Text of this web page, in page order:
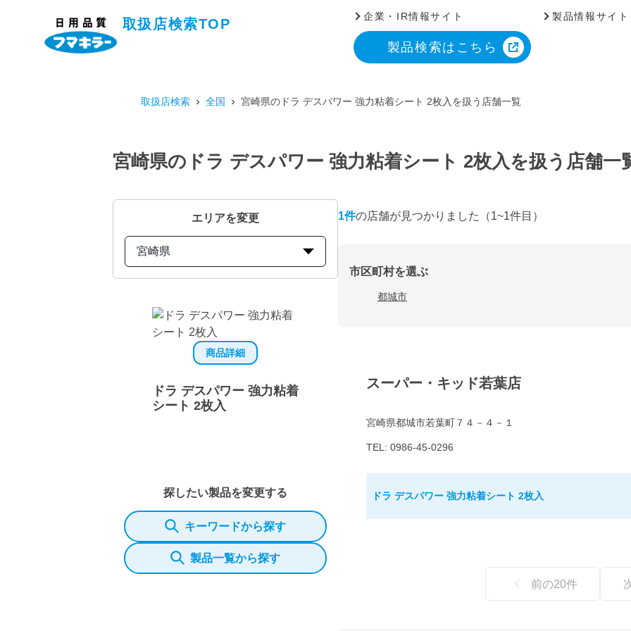
取扱店検索TOP
企業・IR情報サイト 製品情報サイト
製品検索はこちら
取扱店検索 全国 宮崎県のドラ デスパワー 強力粘着シート 2枚入を扱う店舗一覧
宮崎県のドラ デスパワー 強力粘着シート 2枚入を扱う店舗一
エリアを変更
宮崎県
商品詳細
ドラ デスパワー 強力粘着
シート 2枚入
探したい製品を変更する
キーワードから探す
製品一覧から探す
1件の店舗が見つかりました （1~1件目）
市区町村を選ぶ
都城市
スーパー・キッド若葉店
宮崎県都城市若葉町７４－４－１
TEL: 0986-45-0296
ドラ デスパワー 強力粘着シート 2枚入
前の20件